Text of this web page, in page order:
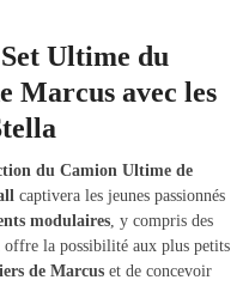
Ultime du
Marcus avec les
du Camion Ultime de
captivera les jeunes passionnés
modulaires, y compris des
la possibilité aux plus petits
de Marcus et de concevoir